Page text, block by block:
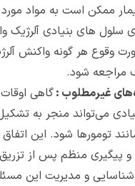
ممکن است به مواد
سلول های بنیادی
وقوع هر گونه واکنش
مراجعه شود.
غیرمطلوب :گاهی
می‌تواند منجر به
تومورها شود. این اتفاق
و پیگیری منظم پس از
شناسایی و مدیریت این